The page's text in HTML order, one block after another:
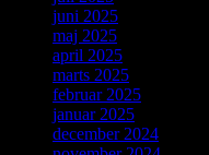
juni 2025
maj 2025
april 2025
marts 2025
februar 2025
januar 2025
december 2024